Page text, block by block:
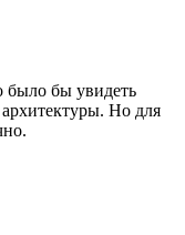
было бы увидеть
Но для